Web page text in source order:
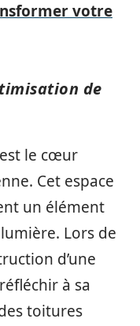
votre
de
le cœur
Cet espace
un élément
Lors de
d’une
à sa
toitures